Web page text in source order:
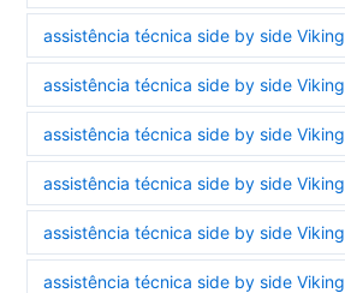
assistência técnica side by side
assistência técnica side by side
assistência técnica side by side
assistência técnica side by side
assistência técnica side by side
assistência técnica side by side